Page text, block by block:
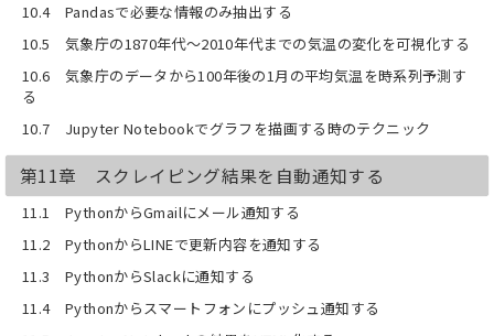
10.4 Pandasで必要な情報のみ抽出する
10.5 気象庁の1870年代〜2010年代までの気温の変化を可視化する
10.6 気象庁のデータから100年後の1月の平均気温を時系列予測す
る
10.7 Jupyter Notebookでグラフを描画する時のテクニック
第11章 スクレイピング結果を自動通知する
11.1 PythonからGmailにメール通知する
11.2 PythonからLINEで更新内容を通知する
11.3 PythonからSlackに通知する
11.4 Pythonからスマートフォンにプッシュ通知する